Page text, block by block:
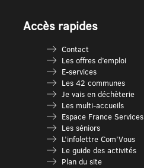
Accès rapides
Contact
Les offres d’emploi
E-services
Les 42 communes
Je vais en déchèterie
Les multi-accueils
Espace France Services
Les séniors
L’infolettre Com’Vous
Le guide des activités
Plan du site